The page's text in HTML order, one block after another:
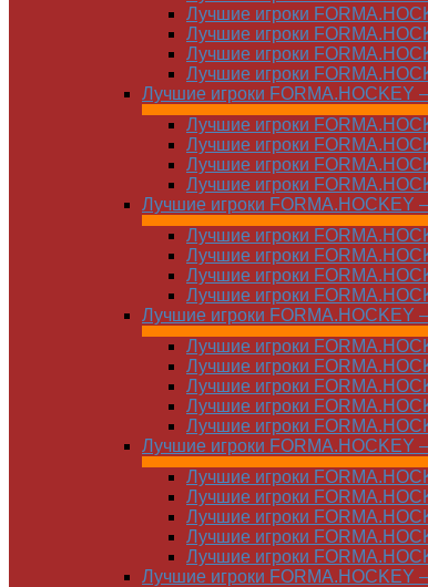
Лучшие игроки
Лучшие игроки
Лучшие игроки
Лучшие игроки
Лучшие игроки FORMA.HOCKEY
Лучшие игроки
Лучшие игроки
Лучшие игроки
Лучшие игроки
Лучшие игроки FORMA.HOCKEY
Лучшие игроки
Лучшие игроки
Лучшие игроки
Лучшие игроки
Лучшие игроки FORMA.HOCKEY
Лучшие игроки
Лучшие игроки
Лучшие игроки
Лучшие игроки
Лучшие игроки
Лучшие игроки FORMA.HOCKEY
Лучшие игроки
Лучшие игроки
Лучшие игроки
Лучшие игроки
Лучшие игроки
Лучшие игроки FORMA.HOCKEY